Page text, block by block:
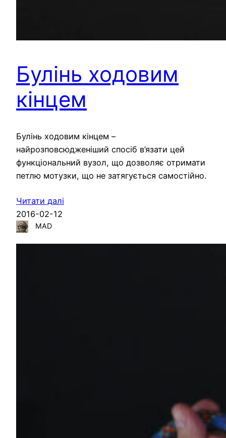
Булінь ходовим
кінцем
Булінь ходовим кінцем –
найрозповсюдженіший спосіб в’язати цей
функціональний вузол, що дозволяє отримати
петлю мотузки, що не затягується самостійно.
Читати далі
2016-02-12
MAD